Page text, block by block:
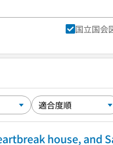
国立国会
house, and